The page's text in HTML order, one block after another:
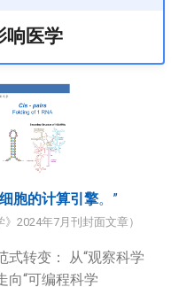
响医学
细胞的计算引擎。”
2024年7月刊封面文章）
式转变： 从“观察科学
向“可编程科学